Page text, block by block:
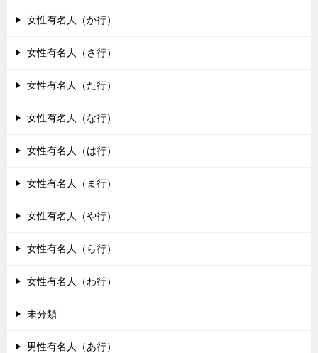
女性有名人（か行）
女性有名人（さ行）
女性有名人（た行）
女性有名人（な行）
女性有名人（は行）
女性有名人（ま行）
女性有名人（や行）
女性有名人（ら行）
女性有名人（わ行）
未分類
男性有名人（あ行）